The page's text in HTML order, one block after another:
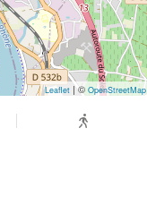
Leaflet | © OpenStreetMap